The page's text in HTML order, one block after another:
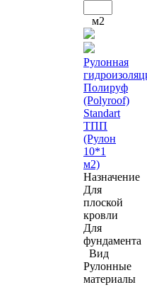
м2
Рулонная
Полируф
(Polyroof)
Standart
ТПП
(Рулон
10*1
м2)
Назначение
Для
плоской
кровли
Для
фундамента
Вид
Рулонные
материалы